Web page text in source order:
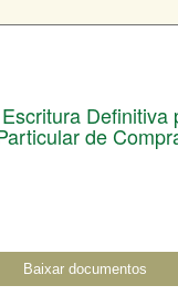
Definitiva
de
Baixar documentos